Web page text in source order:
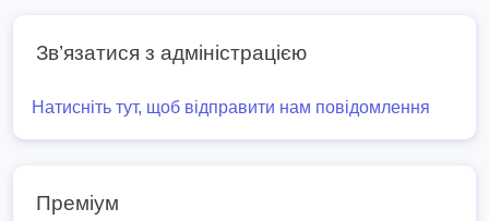
Зв’язатися з адміністрацією
Натисніть тут, щоб відправити нам повідомлення
Преміум